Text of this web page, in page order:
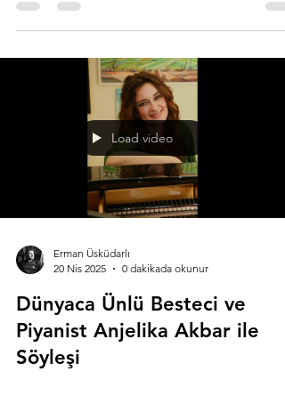
Load video
Erman Üsküdarlı
20 Nis 2025
0 dakikada okunur
Dünyaca Ünlü Besteci ve
Piyanist Anjelika Akbar ile
Söyleşi